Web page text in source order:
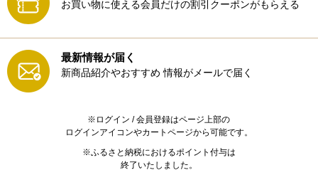
お買い物に使える会員だけの割引クーポンがもらえる
最新情報が届く
新商品紹介やおすすめ 情報がメールで届く
※ログイン / 会員登録はページ上部の
ログインアイコンやカートページから可能です。
※ふるさと納税におけるポイント付与は
終了いたしました。